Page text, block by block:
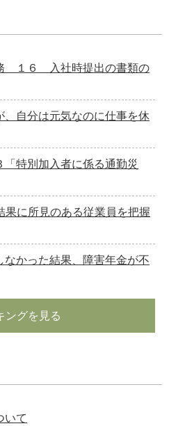
１６ 入社時提出の書類の
自分は元気なのに仕事を休
特別加入者に係る通勤災
に所見のある従業員を把握
かった結果、障害年金が不
ングを見る
いて